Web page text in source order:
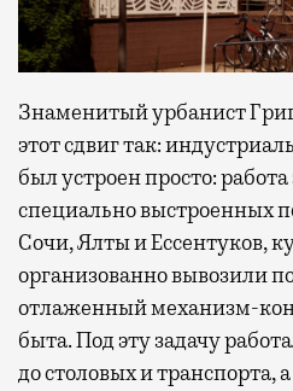
Знаменитый урбанист
этот сдвиг так:
был устроен просто:
специально выстроенных
Сочи, Ялты и Ессентуков,
организованно вывозили
отлаженный механизм-
быта. Под эту задачу
до столовых и транспорта,